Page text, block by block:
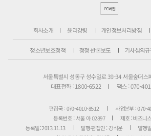
PC버전
회사소개 윤리강령 개인정보처리방침
청소년보호정책 정정·반론보도 기사심의
서울특별시 성동구 성수일로 39-34 서울숲더스
대표전화 : 1800-6522
팩스 : 070-
편집국 : 070-4010-8512
사업본부 : 070-
등록번호 : 서울 아 02897
제호 : 비즈니
등록일: 2013.11.13
발행·편집인 : 강석운
발행